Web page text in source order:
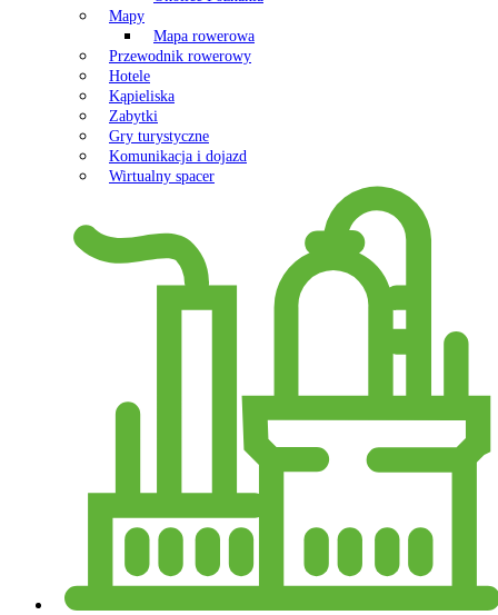
Mapy
Mapa rowerowa
Przewodnik rowerowy
Hotele
Kąpieliska
Zabytki
Gry turystyczne
Komunikacja i dojazd
Wirtualny spacer